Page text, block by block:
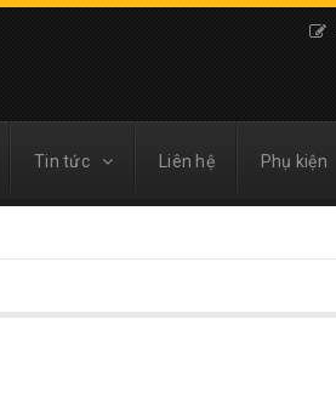
Tin tức Liên hệ Phụ kiện